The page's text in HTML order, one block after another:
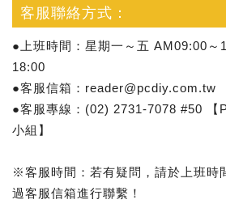
客服聯絡方式：
●上班時間：星期一～五 AM09:00～
18:00
●客服信箱：reader@pcdiy.com.tw
●客服專線：(02) 2731-7078 #50 【
小組】
※客服時間：若有疑問，請於上班時
過客服信箱進行聯繫！